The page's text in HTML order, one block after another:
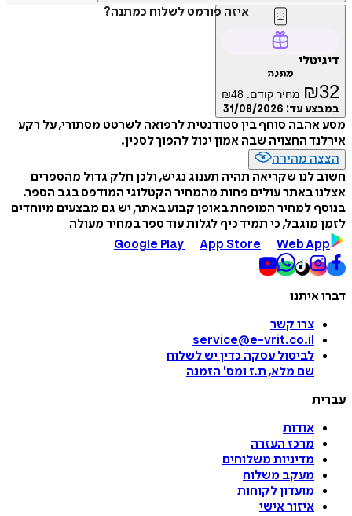
איזה פורמט לשלוח כמתנה?
דיגיטלי
מתנה
₪32 מחיר קודם: ₪48
במבצע עד: 31/08/2026
מסע אהבה סוחף בין סטודנטית לרפואה לשרטט מסתורי, על רקע
אירלנד החצויה שבה אמון יכול להפוך לסכין.
הצצה מהירה
חשוב לנו שקריאה תהיה תענוג נגיש, ולכן חלק גדול מהספרים
אצלנו באתר עולים פחות מהמחיר הקטלוגי המודפס בגב הספר.
בנוסף למחיר המופחת באופן קבוע באתר, יש גם מבצעים מיוחדים
לזמן מוגבל, כי תמיד כיף לגלות עוד ספר במחיר מעולה
Google Play
App Store Web App
דברו איתנו
צרו קשר
service@e-vrit.co.il
לביטול עסקה כדין יש לשלוח
שם מלא, ת.ז ומס' הזמנה
עברית
אודות
מרכז העזרה
מדיניות משלוחים
מעקב משלוח
מועדון לקוחות
איזור אישי